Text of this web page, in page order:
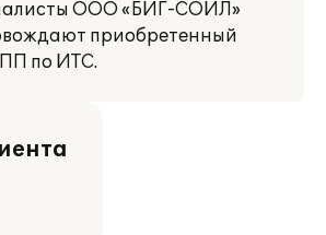
ООО «БИГ-СОИЛ»
приобретенный
по ИТС.